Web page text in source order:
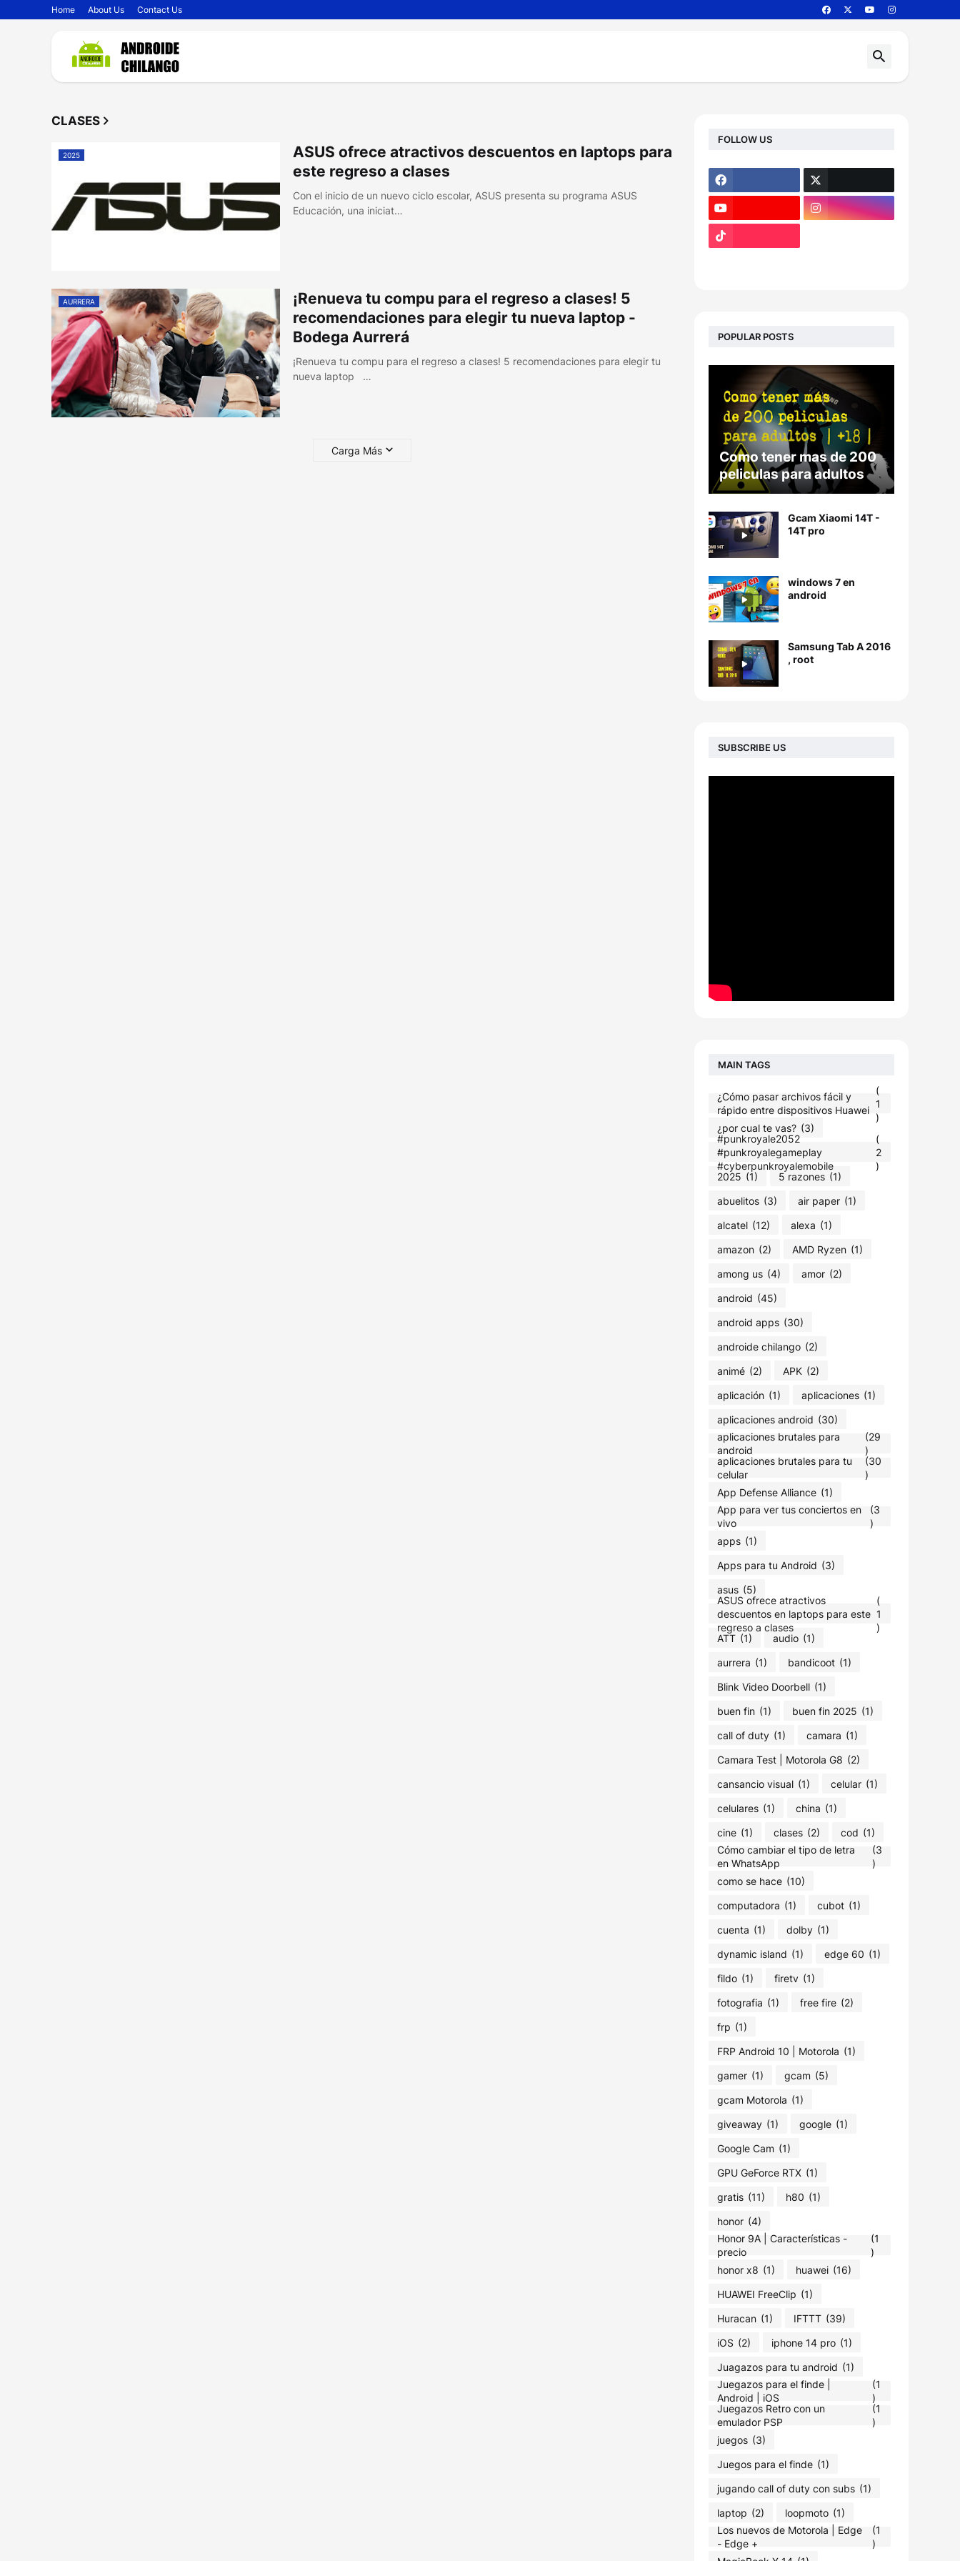
Home About Us Contact Us
CLASES
2025
ASUS ofrece atractivos descuentos en laptops para
este regreso a clases
Con el inicio de un nuevo ciclo escolar, ASUS presenta su programa ASUS
Educación, una iniciat…
AURRERA
¡Renueva tu compu para el regreso a clases! 5
recomendaciones para elegir tu nueva laptop -
Bodega Aurrerá
¡Renueva tu compu para el regreso a clases! 5 recomendaciones para elegir tu
nueva laptop …
Carga Más
FOLLOW US
POPULAR POSTS
Como tener mas de 200
peliculas para adultos
Gcam Xiaomi 14T -
14T pro
windows 7 en
android
Samsung Tab A 2016
, root
SUBSCRIBE US
MAIN TAGS
¿Cómo pasar archivos fácil y
rápido entre dispositivos Huawei
(
1
)
¿por cual te vas? (3)
#punkroyale2052​
#punkroyalegameplay​
#cyberpunkroyalemobile
(
2
)
2025 (1) 5 razones (1)
abuelitos (3) air paper (1)
alcatel (12) alexa (1)
amazon (2) AMD Ryzen (1)
among us (4) amor (2)
android (45)
android apps (30)
androide chilango (2)
animé (2) APK (2)
aplicación (1) aplicaciones (1)
aplicaciones android (30)
aplicaciones brutales para
android
(29
)
aplicaciones brutales para tu
celular
(30
)
App Defense Alliance (1)
App para ver tus conciertos en
vivo
(3
)
apps (1)
Apps para tu Android (3)
asus (5)
ASUS ofrece atractivos
descuentos en laptops para este
regreso a clases
(
1
)
ATT (1) audio (1)
aurrera (1) bandicoot (1)
Blink Video Doorbell (1)
buen fin (1) buen fin 2025 (1)
call of duty (1) camara (1)
Camara Test | Motorola G8 (2)
cansancio visual (1) celular (1)
celulares (1) china (1)
cine (1) clases (2) cod (1)
Cómo cambiar el tipo de letra
en WhatsApp
(3
)
como se hace (10)
computadora (1) cubot (1)
cuenta (1) dolby (1)
dynamic island (1) edge 60 (1)
fildo (1) firetv (1)
fotografia (1) free fire (2)
frp (1)
FRP Android 10 | Motorola (1)
gamer (1) gcam (5)
gcam Motorola (1)
giveaway (1) google (1)
Google Cam (1)
GPU GeForce RTX (1)
gratis (11) h80 (1)
honor (4)
Honor 9A | Características -
precio
(1
)
honor x8 (1) huawei (16)
HUAWEI FreeClip (1)
Huracan (1) IFTTT (39)
iOS (2) iphone 14 pro (1)
Juagazos para tu android (1)
Juegazos para el finde |
Android | iOS
(1
)
Juegazos Retro con un
emulador PSP
(1
)
juegos (3)
Juegos para el finde (1)
jugando call of duty con subs (1)
laptop (2) loopmoto (1)
Los nuevos de Motorola | Edge
- Edge +
(1
)